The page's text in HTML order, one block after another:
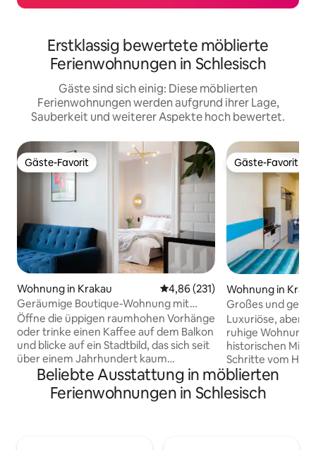
Erstklassig bewertete möblierte
Ferienwohnungen in Schlesisch
Gäste sind sich einig: Diese möblierten
Ferienwohnungen werden aufgrund ihrer Lage,
Sauberkeit und weiterer Aspekte hoch bewertet.
Gäste-Favorit
Gäste-Favorit
Wohnung in Krakau Durchschnittliche Bewertung:
4,86 (231)
Geräumige Boutique-Wohnung mit
einem geheimen Balkon
Öffne die üppigen raumhohen Vorhänge
oder trinke einen Kaffee auf dem Balkon
und blicke auf ein Stadtbild, das sich seit
über einem Jahrhundert kaum
verändert hat. Auf der linken Seite
siehst du die mittelalterlichen, gotischen
Türme der Marienbasilika, von wo aus
Gäste-Favorit
Gäste-Favorit
Wohnung in
Großes und
5 City View Old
Luxuriöse, aber
ruhige Wohnung
historischen
Schritte vom
für Liebhaber
tagsüber und
Sie besteht aus
Beliebte Ausstattung in möblierten
Ferienwohnungen in Schlesisch